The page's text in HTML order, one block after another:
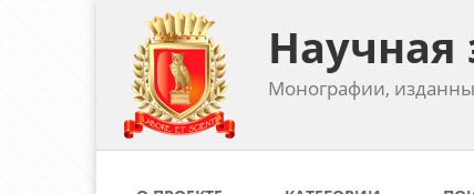
Научная
Монографии,